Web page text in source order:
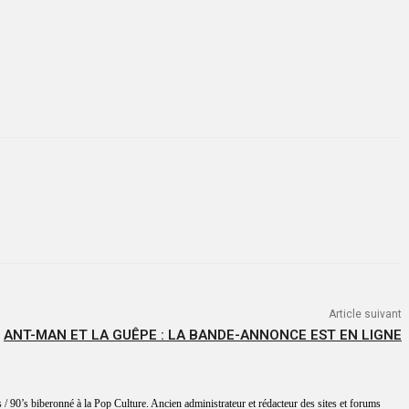
Article suivant
ANT-MAN ET LA GUÊPE : LA BANDE-ANNONCE EST EN LIGNE
biberonné à la Pop Culture. Ancien administrateur et rédacteur des sites et forums